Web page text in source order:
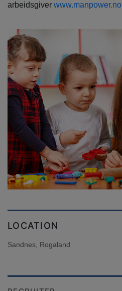
arbeidsgiver www.manpower.no
LOCATION
Sandnes, Rogaland